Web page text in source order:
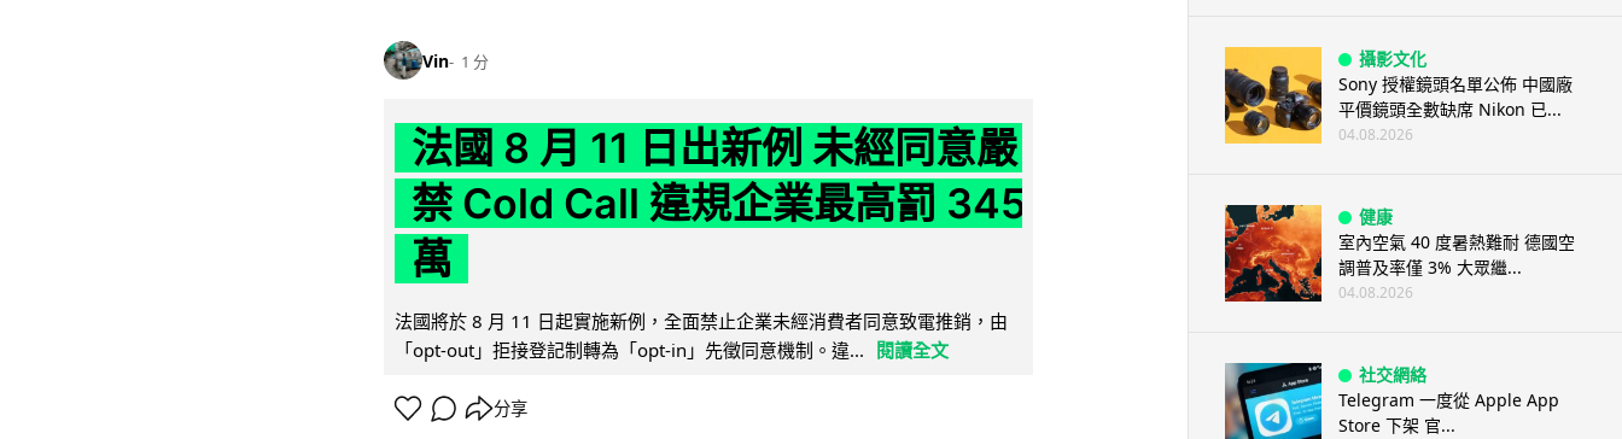
Vin 1 分
法國 8 月 11 日出新例 未經同意嚴
禁 Cold Call 違規企業最高罰 345
萬
法國將於 8 月 11 日起實施新例，全面禁止企業未經消費者同意致電推銷，由
「opt-out」拒接登記制轉為「opt-in」先徵同意機制。違...
閱讀全文
分享
攝影文化
Sony 授權鏡頭名單公佈 中國廠
平價鏡頭全數缺席 Nikon 已...
04.08.2026
健康
室內空氣 40 度暑熱難耐 德國空
調普及率僅 3% 大眾繼...
04.08.2026
社交網絡
Telegram 一度從 Apple App
Store 下架 官...